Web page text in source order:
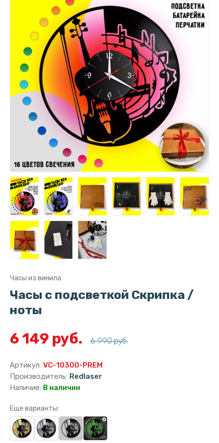
Часы из винила
Часы с подсветкой Скрипка /
ноты
6 149 руб. 6 990 руб.
Артикул: VC-10300-PREM
Производитель: Redlaser
Наличие: В наличии
Еще варианты: